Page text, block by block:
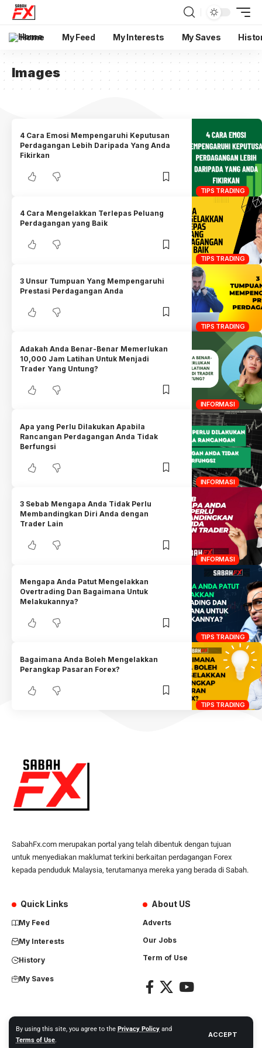
By using this site, you agree to the Privacy Policy and
Terms of Use.
ACCEPT
Home My Feed My Interests My Saves
Images
TIPS TRADING
4 Cara Emosi Mempengaruhi Keputusan
Perdagangan Lebih Daripada Yang Anda
Fikirkan
TIPS TRADING
4 Cara Mengelakkan Terlepas Peluang
Perdagangan yang Baik
TIPS TRADING
3 Unsur Tumpuan Yang Mempengaruhi
Prestasi Perdagangan Anda
INFORMASI
Adakah Anda Benar-Benar Memerlukan
10,000 Jam Latihan Untuk Menjadi
Trader Yang Untung?
INFORMASI
Apa yang Perlu Dilakukan Apabila
Rancangan Perdagangan Anda Tidak
Berfungsi
INFORMASI
3 Sebab Mengapa Anda Tidak Perlu
Membandingkan Diri Anda dengan
Trader Lain
TIPS TRADING
Mengapa Anda Patut Mengelakkan
Overtrading Dan Bagaimana Untuk
Melakukannya?
TIPS TRADING
Bagaimana Anda Boleh Mengelakkan
Perangkap Pasaran Forex?
SabahFx.com merupakan portal yang telah dibentuk dengan tujuan
untuk menyediakan maklumat terkini berkaitan perdagangan Forex
kepada penduduk Malaysia, terutamanya mereka yang berada di Sabah.
Quick Links
My Feed
My Interests
History
My Saves
About US
Adverts
Our Jobs
Term of Use
Copyright Nusantara Global Network. All right reserved.